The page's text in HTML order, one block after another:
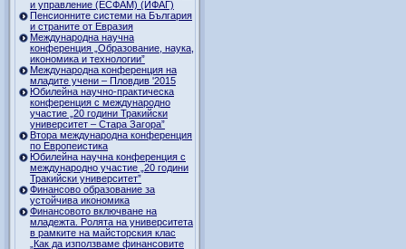
и управление (ЕСФАМ) (ИФАГ)
Пенсионните системи на България
и страните от Евразия
Международна научна
конференция „Образование, наука,
икономика и технологии”
Международна конференция на
младите учени – Пловдив '2015
Юбилейна научно-практическа
конференция с международно
участие „20 години Тракийски
университет – Стара Загора”
Втора международна конференция
по Европеистика
Юбилейна научна конференция с
международно участие „20 години
Тракийски университет”
Финансово образование за
устойчива икономика
Финансовото включване на
младежта. Ролята на университета
в рамките на майсторския клас
„Как да използваме финансовите